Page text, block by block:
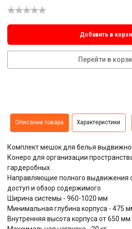
Добавить в
Перейти в
Описание товара Характеристики
Комплект мешок для белья
Конеро для организации
гардеробных
Направляющие полного выдвижения
доступ и обзор содержимого
Ширина системы - 960-1020 мм
Минимальная глубина корпуса - 475
Внутренняя высота корпуса от 650 мм